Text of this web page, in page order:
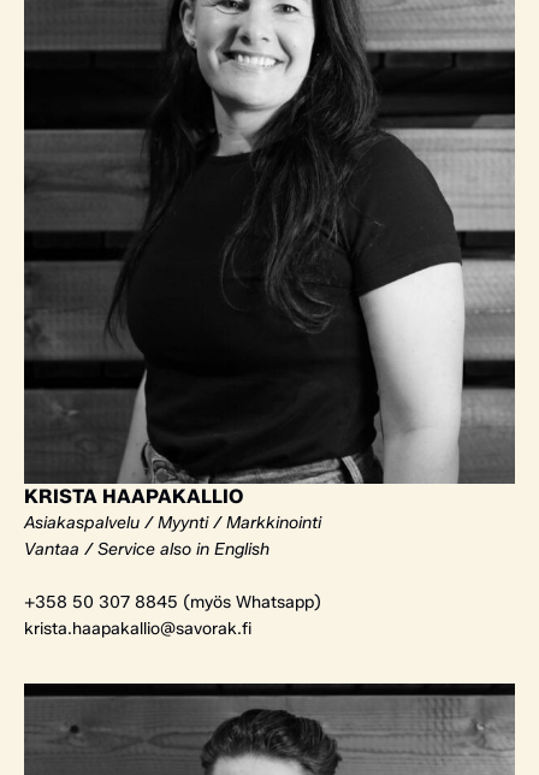
KRISTA HAAPAKALLIO
Asiakaspalvelu / Myynti / Markkinointi
Vantaa / Service also in English
+358 50 307 8845 (myös Whatsapp)
krista.haapakallio@savorak.fi